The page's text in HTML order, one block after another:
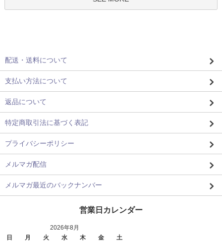
配送・送料について
支払い方法について
返品について
特定商取引法に基づく表記
プライバシーポリシー
メルマガ配信
メルマガ最近のバックナンバー
営業日カレンダー
2026年8月
日
月 火 水 木 金
土